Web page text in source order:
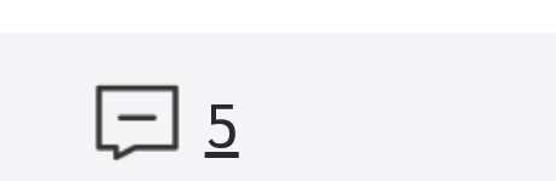
/Herman カーペッ
5